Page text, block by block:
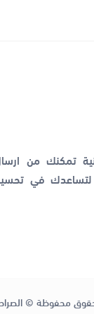
تمكنك من
لتساعدك في
محفوظة © الصراحة -